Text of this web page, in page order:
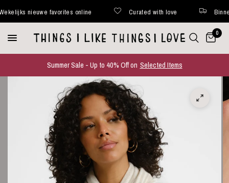
nieuwe favorites online Curated with love Binnen
0
Summer Sale - Up to 40% Off on Selected Items